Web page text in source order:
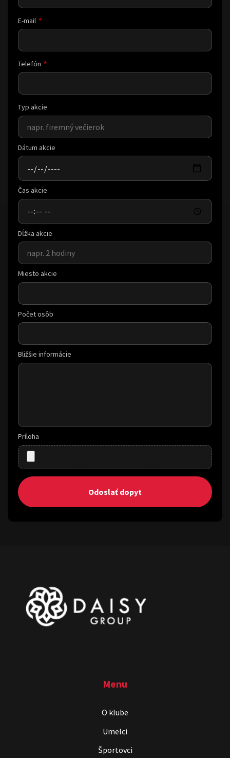
E-mail
Telefón
Typ akcie
Dátum akcie
Čas akcie
Dĺžka akcie
Miesto akcie
Počet osôb
Bližšie informácie
Príloha
Odoslať dopyt
Menu
O klube
Umelci
Športovci